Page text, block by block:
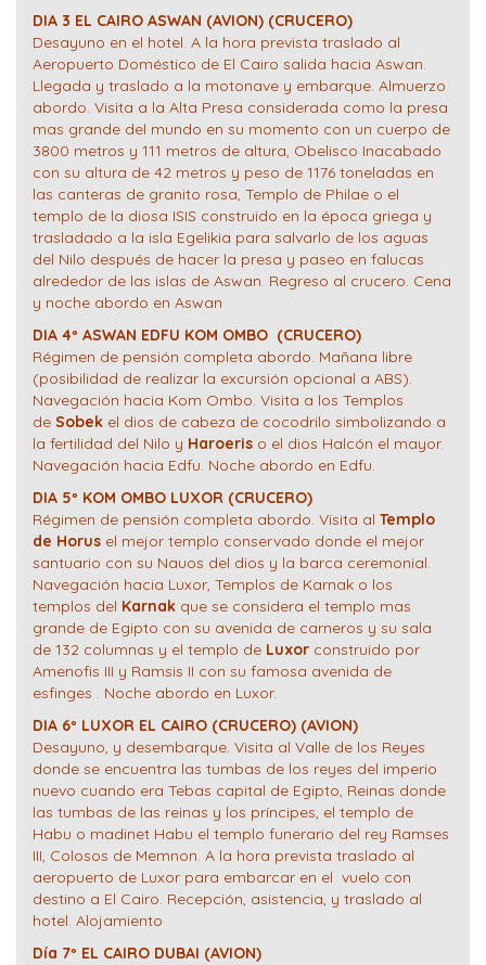
DIA 3 EL CAIRO ASWAN (AVION) (CRUCERO)
Desayuno en el hotel. A la hora prevista traslado al
Aeropuerto Doméstico de El Cairo salida hacia Aswan.
Llegada y traslado a la motonave y embarque. Almuerzo
abordo. Visita a la Alta Presa considerada como la presa
mas grande del mundo en su momento con un cuerpo de
3800 metros y 111 metros de altura, Obelisco Inacabado
con su altura de 42 metros y peso de 1176 toneladas en
las canteras de granito rosa, Templo de Philae o el
templo de la diosa ISIS construido en la época griega y
trasladado a la isla Egelikia para salvarlo de los aguas
del Nilo después de hacer la presa y paseo en falucas
alrededor de las islas de Aswan. Regreso al crucero. Cena
y noche abordo en Aswan
DIA 4º ASWAN EDFU KOM OMBO (CRUCERO)
Régimen de pensión completa abordo. Mañana libre
(posibilidad de realizar la excursión opcional a ABS).
Navegación hacia Kom Ombo. Visita a los Templos
de Sobek el dios de cabeza de cocodrilo simbolizando a
la fertilidad del Nilo y Haroeris o el dios Halcón el mayor.
Navegación hacia Edfu. Noche abordo en Edfu.
DIA 5º KOM OMBO LUXOR (CRUCERO)
Régimen de pensión completa abordo. Visita al Templo
de Horus el mejor templo conservado donde el mejor
santuario con su Nauos del dios y la barca ceremonial.
Navegación hacia Luxor, Templos de Karnak o los
templos del Karnak que se considera el templo mas
grande de Egipto con su avenida de carneros y su sala
de 132 columnas y el templo de Luxor construido por
Amenofis III y Ramsis II con su famosa avenida de
esfinges . Noche abordo en Luxor.
DIA 6º LUXOR EL CAIRO (CRUCERO) (AVION)
Desayuno, y desembarque. Visita al Valle de los Reyes
donde se encuentra las tumbas de los reyes del imperio
nuevo cuando era Tebas capital de Egipto, Reinas donde
las tumbas de las reinas y los príncipes, el templo de
Habu o madinet Habu el templo funerario del rey Ramses
III, Colosos de Memnon. A la hora prevista traslado al
aeropuerto de Luxor para embarcar en el vuelo con
destino a El Cairo. Recepción, asistencia, y traslado al
hotel. Alojamiento
Día 7º EL CAIRO DUBAI (AVION)